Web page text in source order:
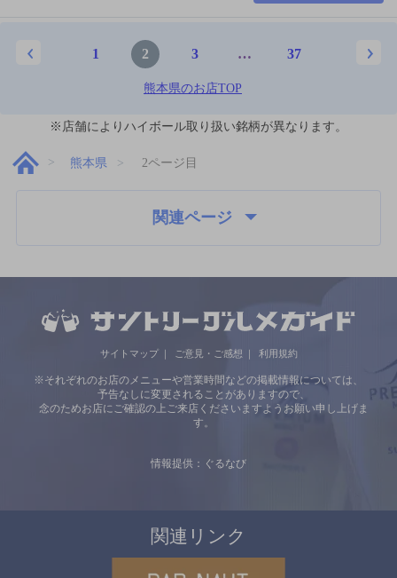
1 2 3 … 37
熊本県のお店TOP
※店舗によりハイボール取り扱い銘柄が異なります。
熊本県 2ページ目
関連ページ
サイトマップ ご意見・ご感想 利用規約
※それぞれのお店のメニューや営業時間などの掲載情報については、
予告なしに変更されることがありますので、
念のためお店にご確認の上ご来店くださいますようお願い申し上げま
す。
情報提供：ぐるなび
関連リンク